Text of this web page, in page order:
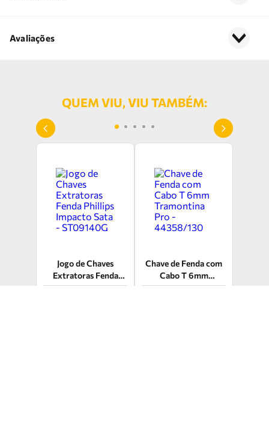
Avaliações
QUEM VIU, VIU TAMBÉM:
Jogo de Chaves
Extratoras Fenda
Phillips Impacto Sata
Chave de Fenda com
Cabo T 6mm
Tramontina Pro -